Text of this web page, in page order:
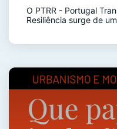
O PTRR - Portugal
Resiliência surge de